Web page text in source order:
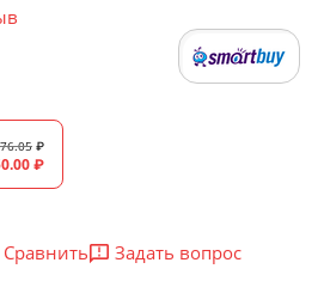
₽
₽
Сравнить
Задать вопрос